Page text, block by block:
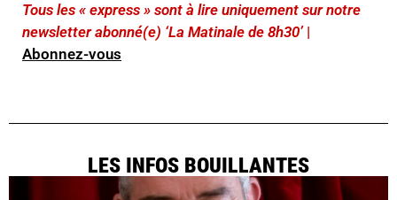
Tous les « express » sont à lire uniquement sur notre
newsletter abonné(e) ‘La Matinale de 8h30’ |
Abonnez-vous
LES INFOS BOUILLANTES